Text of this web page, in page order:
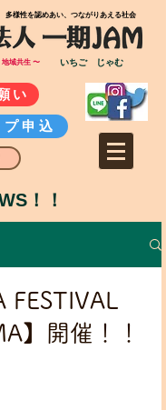
様性を認めあい、つながりあえる社会
域共生 〜 いちご じゃむ
い
申込
！！
FESTIVAL
】開催！！